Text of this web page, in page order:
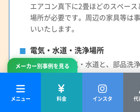
メーカー別事例を見る
メニュー 料金 インスタ 代
エアコン真下に2畳ほどのスペース
場所が必要です。周辺の家具等は
いいたします。
電気・水道・洗浄場所
作業のため電気・水道と、部品洗
や浴室などのスペースと排水場所
駐車スペースについて